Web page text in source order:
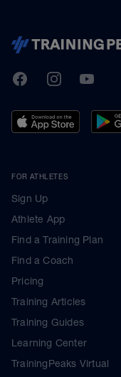
TrainingPeaks
FacebookInstagramYoutube
FOR ATHLETES
Sign Up
Athlete App
Find a Training Plan
Find a Coach
Pricing
Training Articles
Training Guides
Learning Center
TrainingPeaks Virtual